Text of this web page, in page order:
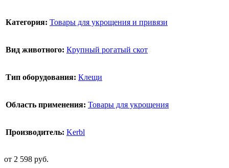
Категория: Товары для укрощения и привязи
Вид животного: Крупный рогатый скот
Тип оборудования: Клещи
Область применения: Товары для укрощения
Производитель: Kerbl
от 2 598 руб.